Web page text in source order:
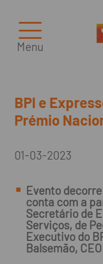
Menu
BPI e
Prémio
01-03-2023
Evento
conta com a
Secretário de
Serviços, de
Executivo do
Balsemão,